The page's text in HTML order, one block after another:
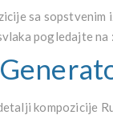
sa sopstvenim
pogledajte na :
kompozicije